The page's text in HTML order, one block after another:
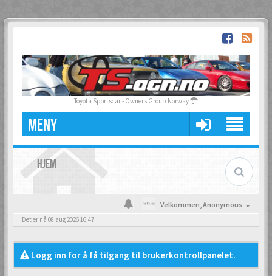
Toyota Sportscar - Owners Group Norway
MENY
HJEM
Velkommen,Anonymous
Det er nå 08 aug 2026 16:47
Logg inn for å få tilgang til brukerkontrollpanelet.